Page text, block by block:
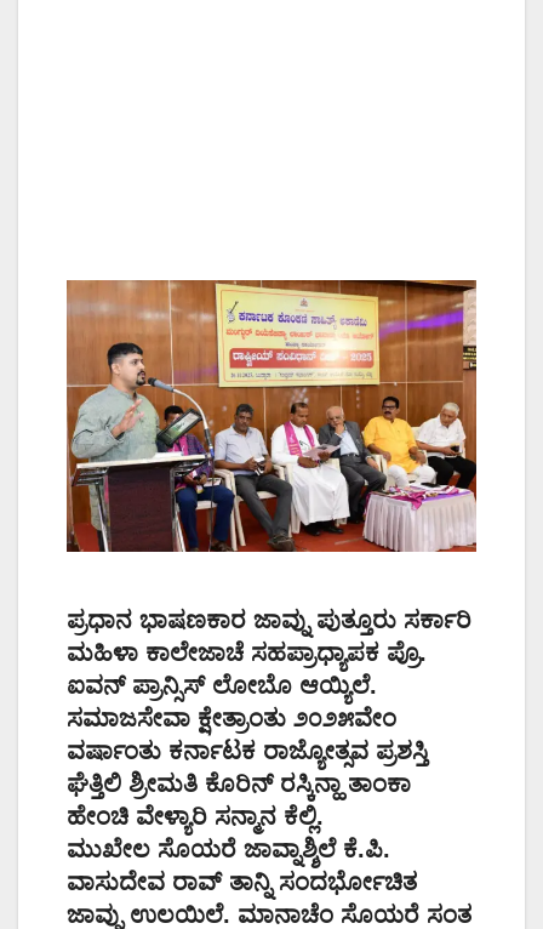
ಪ್ರಧಾನ ಭಾಷಣಕಾರ ಜಾವ್ನು ಪುತ್ತೂರು ಸರ್ಕಾರಿ
ಮಹಿಳಾ ಕಾಲೇಜಾಚೆ ಸಹಪ್ರಾಧ್ಯಾಪಕ ಪ್ರೊ.
ಐವನ್ ಪ್ರಾನ್ಸಿಸ್ ಲೋಬೊ ಆಯ್ಯಿಲೆ.
ಸಮಾಜಸೇವಾ ಕ್ಷೇತ್ರಾಂತು ೨೦೨೫ವೇಂ
ವರ್ಷಾಂತು ಕರ್ನಾಟಕ ರಾಜ್ಯೋತ್ಸವ ಪ್ರಶಸ್ತಿ
ಘೆತ್ತಿಲಿ ಶ್ರೀಮತಿ ಕೊರಿನ್ ರಸ್ಕಿನ್ಹಾ ತಾಂಕಾ
ಹೇಂಚಿ ವೇಳ್ಯಾರಿ ಸನ್ಮಾನ ಕೆಲ್ಲಿ.
ಮುಖೇಲ ಸೊಯರೆ ಜಾವ್ನಾಶ್ಶಿಲೆ ಕೆ.ಪಿ.
ವಾಸುದೇವ ರಾವ್ ತಾನ್ನಿ ಸಂದರ್ಭೋಚಿತ
ಜಾವ್ನು ಉಲಯಿಲೆ. ಮಾನಾಚೆಂ ಸೊಯರೆ ಸಂತ